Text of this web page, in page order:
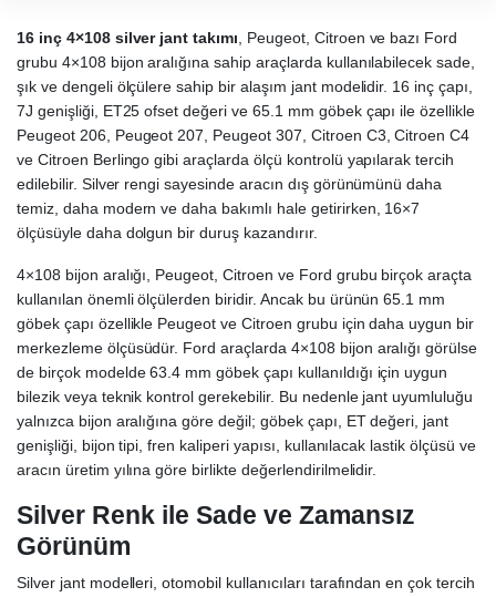
16 inç 4×108 silver jant takımı , Peugeot, Citroen ve bazı Ford
grubu 4×108 bijon aralığına sahip araçlarda kullanılabilecek sade,
şık ve dengeli ölçülere sahip bir alaşım jant modelidir. 16 inç çapı,
7J genişliği, ET25 ofset değeri ve 65.1 mm göbek çapı ile özellikle
Peugeot 206, Peugeot 207, Peugeot 307, Citroen C3, Citroen C4
ve Citroen Berlingo gibi araçlarda ölçü kontrolü yapılarak tercih
edilebilir. Silver rengi sayesinde aracın dış görünümünü daha
temiz, daha modern ve daha bakımlı hale getirirken, 16×7
ölçüsüyle daha dolgun bir duruş kazandırır.
4×108 bijon aralığı, Peugeot, Citroen ve Ford grubu birçok araçta
kullanılan önemli ölçülerden biridir. Ancak bu ürünün 65.1 mm
göbek çapı özellikle Peugeot ve Citroen grubu için daha uygun bir
merkezleme ölçüsüdür. Ford araçlarda 4×108 bijon aralığı görülse
de birçok modelde 63.4 mm göbek çapı kullanıldığı için uygun
bilezik veya teknik kontrol gerekebilir. Bu nedenle jant uyumluluğu
yalnızca bijon aralığına göre değil; göbek çapı, ET değeri, jant
genişliği, bijon tipi, fren kaliperi yapısı, kullanılacak lastik ölçüsü ve
aracın üretim yılına göre birlikte değerlendirilmelidir.
Silver Renk ile Sade ve Zamansız
Görünüm
Silver jant modelleri, otomobil kullanıcıları tarafından en çok tercih